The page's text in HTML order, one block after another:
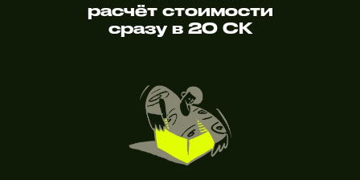
расчёт стоимости
сразу в 20 СК